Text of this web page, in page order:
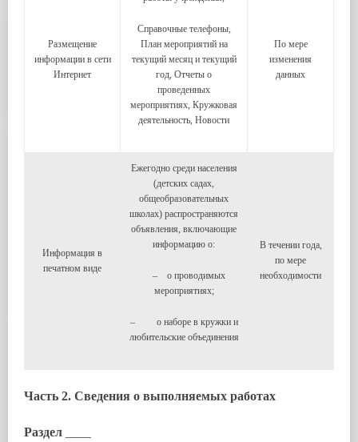
Размещение
информации в сети
Интернет
Справочные телефоны,
План мероприятий на
текущий месяц и текущий
год, Отчеты о
проведенных
мероприятиях, Кружковая
деятельность, Новости
По мере
изменения
данных
Информация в
печатном виде
Ежегодно среди населения
(детских садах,
общеобразовательных
школах) распространяются
объявления, включающие
информацию о:
– о проводимых
мероприятиях;
– о наборе в кружки и
любительские объединения
В течении года,
по мере
необходимости
Часть 2. Сведения о выполняемых работах
Раздел